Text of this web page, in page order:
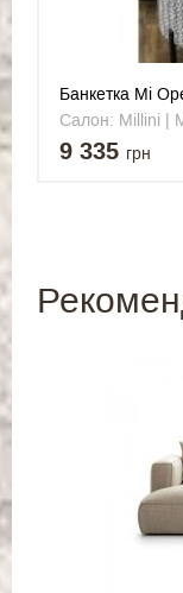
Банкетка Mi
Салон: Millini |
9 335 грн